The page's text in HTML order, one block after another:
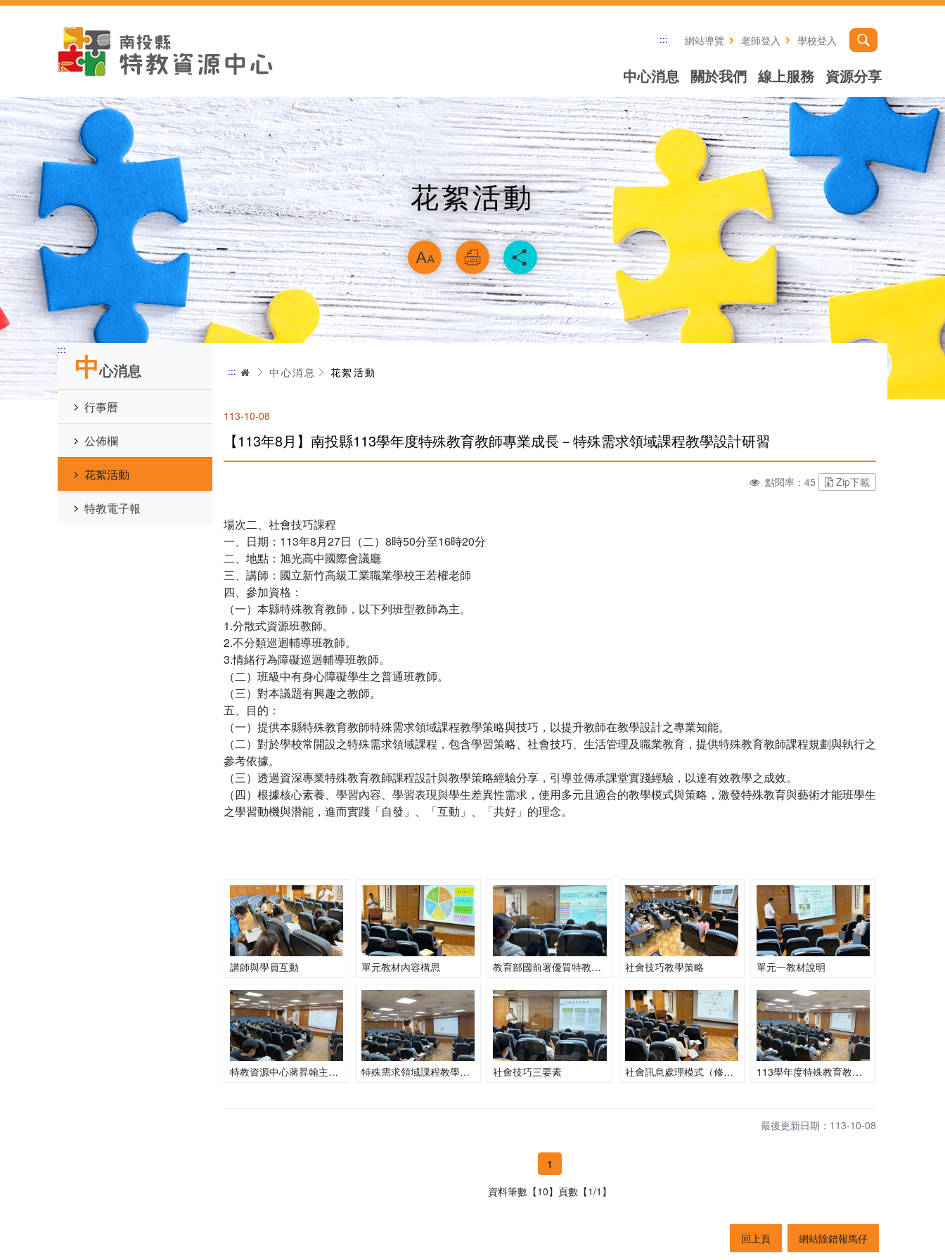
跳
::: 網站導覽 老師登入 學校登入
中心消息 關於我們 線上服務 資源分享
花絮活動
略過字型切換，社群分享工具列
中心消息
:::
行事曆
公佈欄
花絮活動
特教電子報
::: 首頁中心消息 花絮活動
113-10-08
【113年8月】南投縣113學年度特殊教育教師專業成長－特殊需求領域課程教學設計研習
點閱率：45 Zip下載
場次二、社會技巧課程
一、日期：113年8月27日（二）8時50分至16時20分
二、地點：旭光高中國際會議廳
三、講師：國立新竹高級工業職業學校王若權老師
四、參加資格：
（一）本縣特殊教育教師，以下列班型教師為主。
1.分散式資源班教師。
2.不分類巡迴輔導班教師。
3.情緒行為障礙巡迴輔導班教師。
（二）班級中有身心障礙學生之普通班教師。
（三）對本議題有興趣之教師。
五、目的：
（一）提供本縣特殊教育教師特殊需求領域課程教學策略與技巧，以提升教師在教學設計之專業知能。
（二）對於學校常開設之特殊需求領域課程，包含學習策略、社會技巧、生活管理及職業教育，提供特殊教育教師課程規劃與執行之
參考依據。
（三）透過資深專業特殊教育教師課程設計與教學策略經驗分享，引導並傳承課堂實踐經驗，以達有效教學之成效。
（四）根據核心素養、學習內容、學習表現與學生差異性需求，使用多元且適合的教學模式與策略，激發特殊教育與藝術才能班學生
之學習動機與潛能，進而實踐「自發」、「互動」、「共好」的理念。
講師與學員互動 單元教材內容構思 教育部國前署優質特教平台相關資源介紹 社會技巧教學策略 單元一教材說明
特教資源中心蔣昇翰主任開場引言 特殊需求領域課程教學設計研習課前統計調查 社會技巧三要素 社會訊息處理模式（修改自蔡淑紀，2000） 113學年度特殊教育教師專業成長-社會技巧課程講師王若權老師
最後更新日期：113-10-08
1
資料筆數【10】頁數【1/1】
回上頁 網站除錯報馬仔